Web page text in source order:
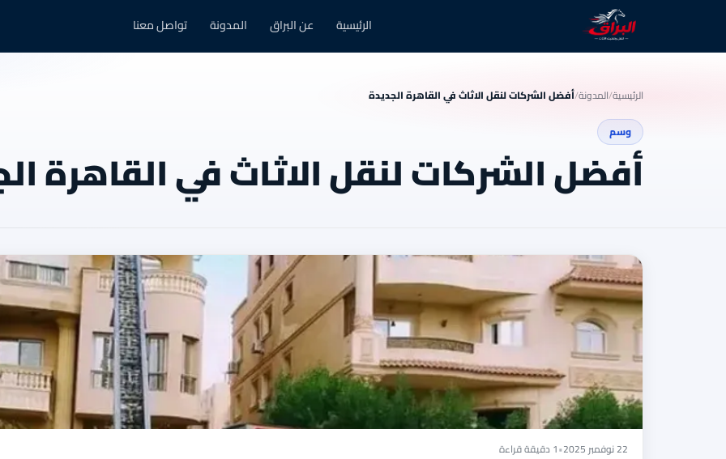
الرئيسية عن البراق المدونة تواصل معنا
الرئيسية/المدونة/أفضل الشركات لنقل الاثاث في القاهرة الجديدة
وسم
أفضل الشركات لنقل الاثاث في القاهرة
22 نوفمبر 2025 •1 دقيقة قراءة